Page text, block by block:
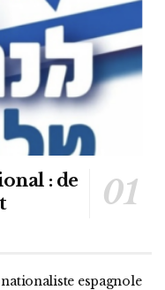
: de
espagnole